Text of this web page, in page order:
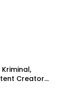
Creator